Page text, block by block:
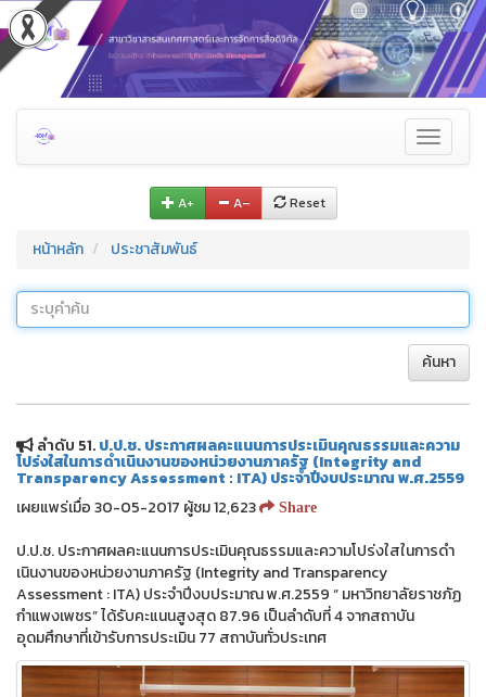
Toggle
A+ A– Reset
หน้าหลัก ประชาสัมพันธ์
ค้นหา
ลำดับ 51.ป.ป.ช. ประกาศผลคะแนนการประเมินคุณธรรมและความ
โปร่งใสในการดําเนินงานของหน่วยงานภาครัฐ (Integrity and
Transparency Assessment : ITA) ประจําปีงบประมาณ พ.ศ.2559
เผยแพร่เมื่อ 30-05-2017 ผู้ชม 12,623
Share
ป.ป.ช. ประกาศผลคะแนนการประเมินคุณธรรมและความโปร่งใสในการดํา
เนินงานของหน่วยงานภาครัฐ (Integrity and Transparency
Assessment : ITA) ประจําปีงบประมาณ พ.ศ.2559 “ มหาวิทยาลัยราชภัฏ
กำแพงเพชร” ได้รับคะแนนสูงสุด 87.96 เป็นลำดับที่ 4 จากสถาบัน
อุดมศึกษาที่เข้ารับการประเมิน 77 สถาบันทั่วประเทศ